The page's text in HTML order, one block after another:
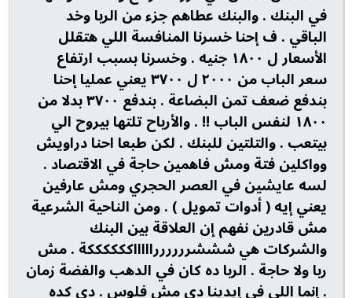
في البنك . والبنك عطاهم جزء من الربا وخد
الباقي . ف إحنا خسرنا المنافسة اللي هتقلل
الأسعار ل ١٨٠٠ جنيه . وخسرنا بسبب ارتفاع
سعر الباب من ٢٠٠٠ ل ٣٧٠٠ يعني عمليا إحنا
بندفع ضعف تمن البضاعة . بندفع ٣٧٠٠ بدلا من
١٨٠٠ لنفس الباب !! . والأرباح تلتها بيروح الي
بيتعب . والتلتين للبنك . لكن طبعا احنا دراويش
وواكلين فتة ومش فاهمين حاجة في الاقتصاد .
لسه عايشين في العصر الحجري ومش عارفين
يعني إيه ( أدوات تمويل ) . ومن الناحية الشرعية
مش قادرين نفهم إن العلاقة بين البنك
والشركات هي شششرررررراااااككككككة . مش
ربا ولا حاجة . الربا ده كان في الدهب والفضة زمان
. إنما اللي في إيدينا دي مش فلوس . دي كده